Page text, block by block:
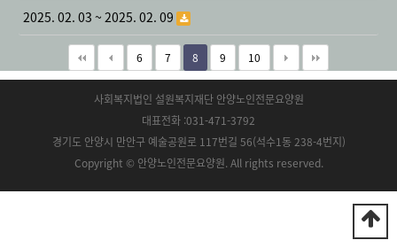
2025. 02. 03 ~ 2025. 02. 09
6 7 8 9 10
사회복지법인 설원복지재단 안양노인전문요양원
대표전화 :031-471-3792
경기도 안양시 만안구 예술공원로 117번길 56(석수1동 238-4번지)
Copyright © 안양노인전문요양원. All rights reserved.